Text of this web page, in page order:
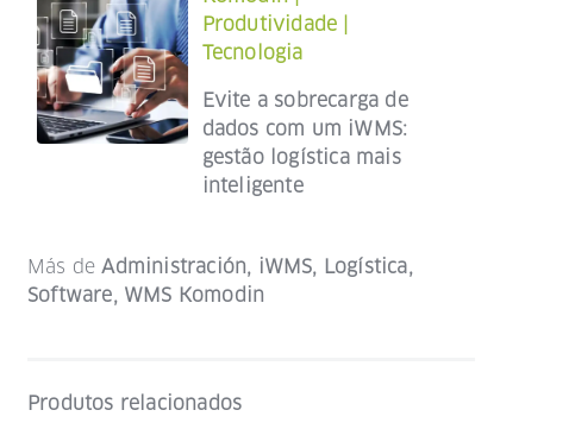
Produtividade
Tecnologia
Evite a sobrecarga de
dados com um iWMS:
gestão logística mais
inteligente
Más deAdministración, iWMS, Logística,
Software, WMS Komodin
Produtos relacionados